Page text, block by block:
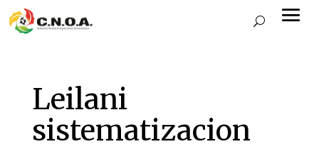
Leilani
sistematizacion